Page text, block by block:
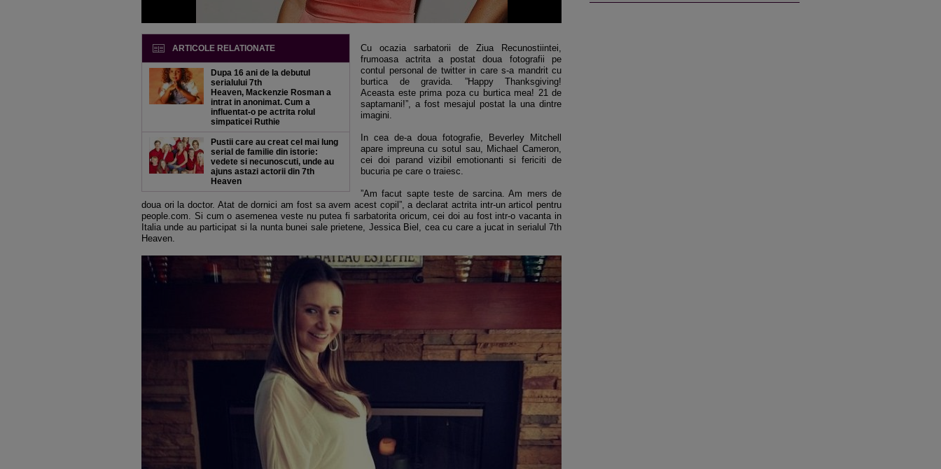
ARTICOLE RELATIONATE
Dupa 16 ani de la debutul
serialului 7th
Heaven, Mackenzie Rosman a
intrat in anonimat. Cum a
influentat-o pe actrita rolul
simpaticei Ruthie
Pustii care au creat cel mai lung
serial de familie din istorie:
vedete si necunoscuti, unde au
ajuns astazi actorii din 7th
Heaven
Cu ocazia sarbatorii de Ziua Recunostiintei,
frumoasa actrita a postat doua fotografii pe
contul personal de twitter in care s-a mandrit cu
burtica de gravida. ”Happy Thanksgiving!
Aceasta este prima poza cu burtica mea! 21 de
saptamani!”, a fost mesajul postat la una dintre
imagini.
In cea de-a doua fotografie, Beverley Mitchell
apare impreuna cu sotul sau, Michael Cameron,
cei doi parand vizibil emotionanti si fericiti de
bucuria pe care o traiesc.
”Am facut sapte teste de sarcina. Am mers de
doua ori la doctor. Atat de dornici am fost sa avem acest copil”, a declarat actrita intr-un articol pentru
people.com. Si cum o asemenea veste nu putea fi sarbatorita oricum, cei doi au fost intr-o vacanta in
Italia unde au participat si la nunta bunei sale prietene, Jessica Biel, cea cu care a jucat in serialul 7th
Heaven.